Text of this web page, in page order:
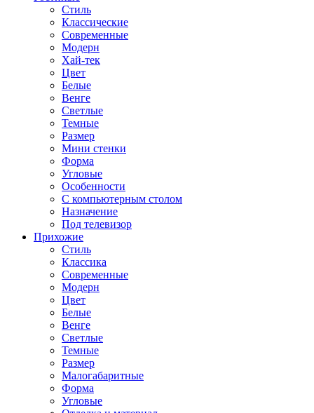
Стиль
Классические
Современные
Модерн
Хай-тек
Цвет
Белые
Венге
Светлые
Темные
Размер
Мини стенки
Форма
Угловые
Особенности
С компьютерным столом
Назначение
Под телевизор
Прихожие
Стиль
Классика
Современные
Модерн
Цвет
Белые
Венге
Светлые
Темные
Размер
Малогабаритные
Форма
Угловые